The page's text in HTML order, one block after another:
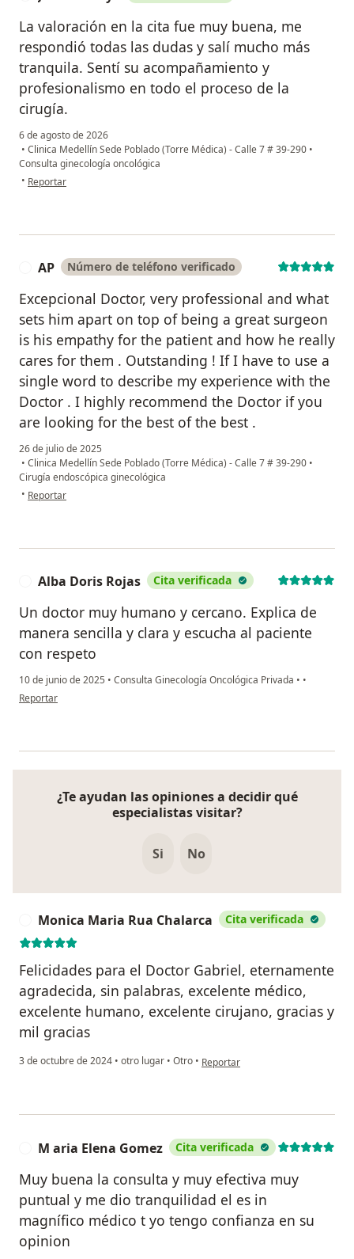
La valoración en la cita fue muy buena, me
respondió todas las dudas y salí mucho más
tranquila. Sentí su acompañamiento y
profesionalismo en todo el proceso de la
cirugía.
6 de agosto de 2026
• Clinica Medellín Sede Poblado (Torre Médica) - Calle 7 # 39-290 •
Consulta ginecología oncológica
• en opinión del usuario Juana Arroyo
Reportar
AP Número de teléfono verificado
Excepcional Doctor, very professional and what
sets him apart on top of being a great surgeon
is his empathy for the patient and how he really
cares for them . Outstanding ! If I have to use a
single word to describe my experience with the
Doctor . I highly recommend the Doctor if you
are looking for the best of the best .
26 de julio de 2025
• Clinica Medellín Sede Poblado (Torre Médica) - Calle 7 # 39-290 •
Cirugía endoscópica ginecológica
• en opinión del usuario AP
Reportar
Alba Doris Rojas Cita verificada
Un doctor muy humano y cercano. Explica de
manera sencilla y clara y escucha al paciente
con respeto
10 de junio de 2025 • Consulta Ginecología Oncológica Privada • •
en opinión del usuario Alba Doris Rojas
Reportar
¿Te ayudan las opiniones a decidir qué
especialistas visitar?
Si No
Monica Maria Rua Chalarca Cita verificada
Felicidades para el Doctor Gabriel, eternamente
agradecida, sin palabras, excelente médico,
excelente humano, excelente cirujano, gracias y
mil gracias
3 de octubre de 2024 • otro lugar • Otro • en opinión del usuario Monica
Reportar
M aria Elena Gomez Cita verificada
Muy buena la consulta y muy efectiva muy
puntual y me dio tranquilidad el es in
magnífico médico t yo tengo confianza en su
opinion